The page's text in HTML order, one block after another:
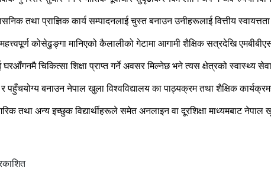
तथा प्राज्ञिक कार्य सम्पादनलाई चुस्त बनाउन उनीहरूलाई वित्तीय
महत्त्वपूर्ण कोसेढुङ्गा मानिएको कैलालीको गेटामा आगामी शैक्षिक सत्रदेखि
चिकित्सा शिक्षा प्राप्त गर्ने अवसर मिल्नेछ भने त्यस क्षेत्रको स्वास्थ्य
र पहुँचयोग्य बनाउन नेपाल खुला विश्वविद्यालय का पाठ्यक्रम तथा शैक्षिक
तथा अन्य इच्छुक विद्यार्थीहरूले समेत अनलाइन वा दूरशिक्षा माध्यमबाट